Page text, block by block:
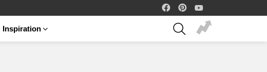
facebook
Inspiration
SEARCH